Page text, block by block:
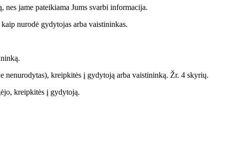
jame pateikiama Jums svarbi informacija.
nurodė gydytojas arba vaistininkas.
nenurodytas), kreipkitės į gydytoją arba vaistininką. Žr. 4 skyrių.
kreipkitės į gydytoją.